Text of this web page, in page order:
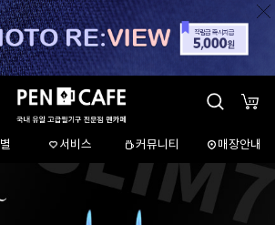
서비스 커뮤니티 매장안내